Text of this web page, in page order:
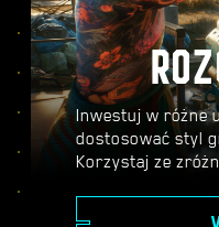
Inwestuj w różne
dostosować styl
Korzystaj ze